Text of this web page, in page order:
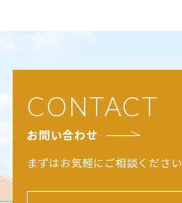
CONTACT
お問い合わせ
まずはお気軽にご相談ください